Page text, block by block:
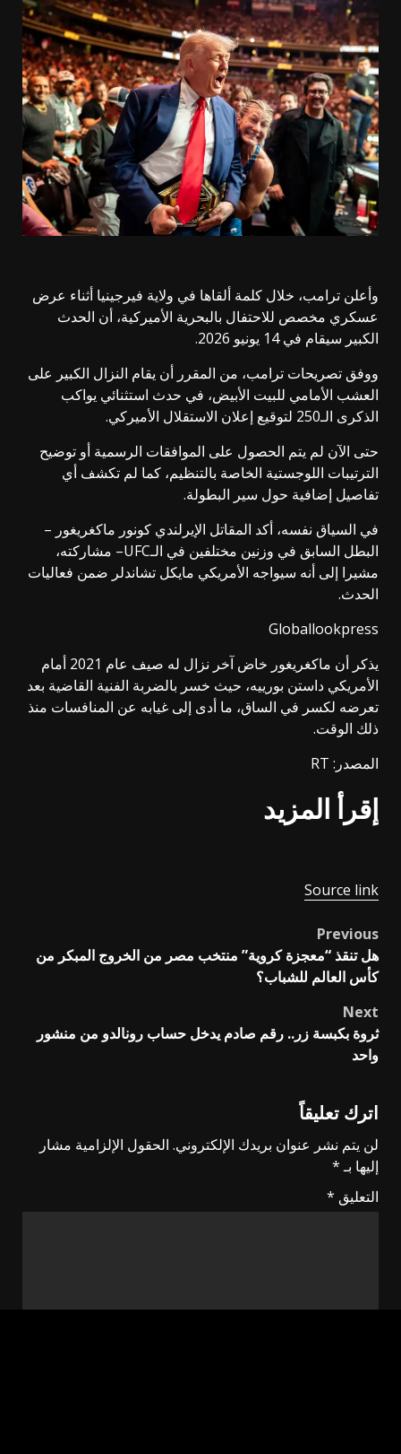
وأعلن ترامب، خلال كلمة ألقاها في ولاية فيرجينيا أثناء عرض
عسكري مخصص للاحتفال بالبحرية الأميركية، أن الحدث
الكبير سيقام في 14 يونيو 2026.
ووفق تصريحات ترامب، من المقرر أن يقام النزال الكبير على
العشب الأمامي للبيت الأبيض، في حدث استثنائي يواكب
الذكرى الـ250 لتوقيع إعلان الاستقلال الأميركي.
حتى الآن لم يتم الحصول على الموافقات الرسمية أو توضيح
الترتيبات اللوجستية الخاصة بالتنظيم، كما لم تكشف أي
تفاصيل إضافية حول سير البطولة.
في السياق نفسه، أكد المقاتل الإيرلندي كونور ماكغريغور –
البطل السابق في وزنين مختلفين في الـUFC– مشاركته،
مشيرا إلى أنه سيواجه الأمريكي مايكل تشاندلر ضمن فعاليات
الحدث.
Globallookpress
يذكر أن ماكغريغور خاض آخر نزال له صيف عام 2021 أمام
الأمريكي داستن بورييه، حيث خسر بالضربة الفنية القاضية بعد
تعرضه لكسر في الساق، ما أدى إلى غيابه عن المنافسات منذ
ذلك الوقت.
المصدر: RT
إقرأ المزيد
Source link
Post
navigation
Previous
هل تنقذ “معجزة كروية” منتخب مصر من الخروج المبكر من
كأس العالم للشباب؟
Next
ثروة بكبسة زر.. رقم صادم يدخل حساب رونالدو من منشور
واحد
اترك تعليقاً
لن يتم نشر عنوان بريدك الإلكتروني. الحقول الإلزامية مشار
إليها بـ*
التعليق *